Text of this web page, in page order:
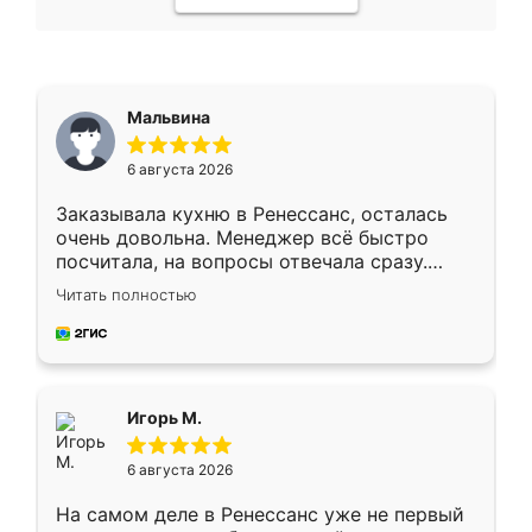
Мальвина
6 августа 2026
Заказывала кухню в Ренессанс, осталась
очень довольна. Менеджер всё быстро
посчитала, на вопросы отвечала сразу.
Замерщик приехал в субботу, подошёл к
делу со всей ответственностью. Собрали
за день, ребята работали аккуратно, даже
Читать полностью
Игорь М.
6 августа 2026
На самом деле в Ренессанс уже не первый